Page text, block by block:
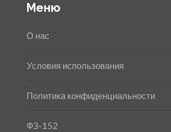
Меню
О нас
Условия использования
Политика конфиденциальности
ФЗ-152